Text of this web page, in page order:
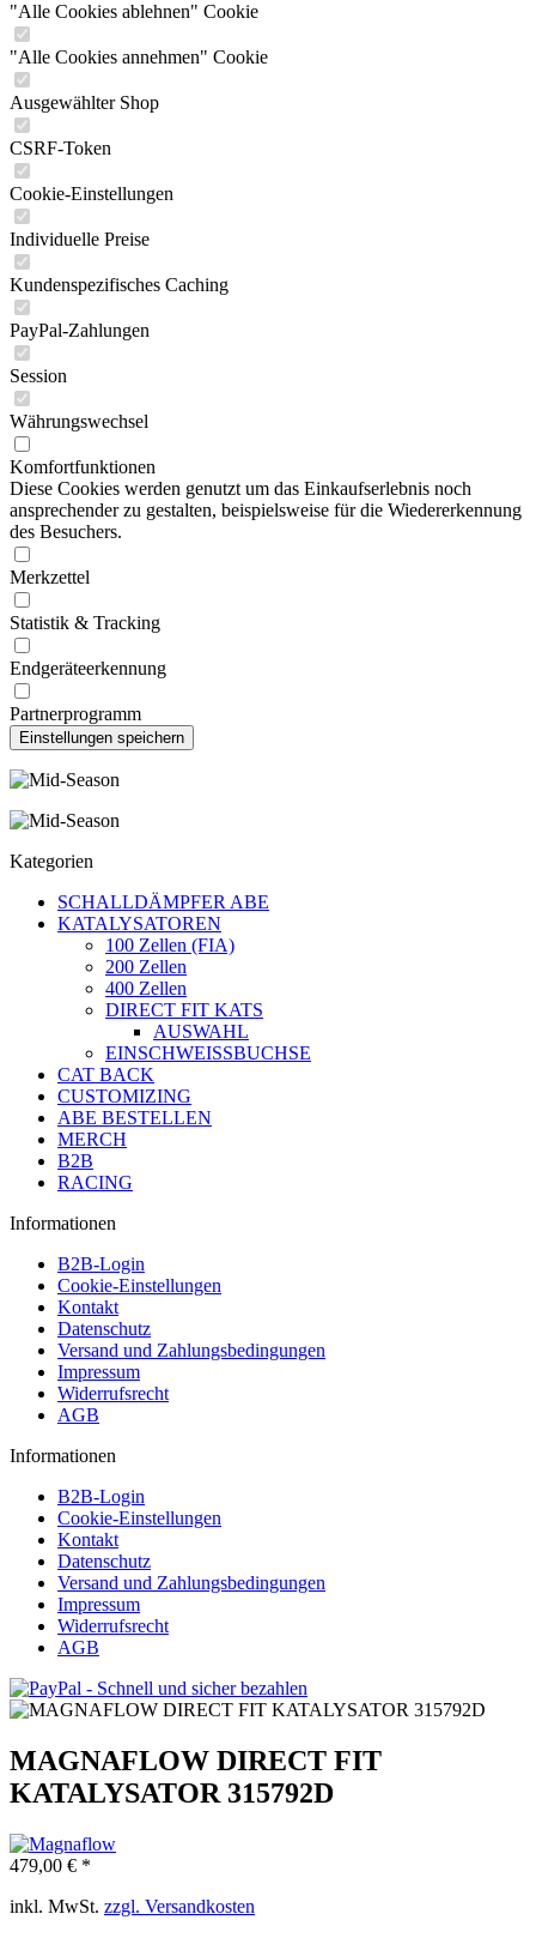
"Alle Cookies ablehnen" Cookie
"Alle Cookies annehmen" Cookie
Ausgewählter Shop
CSRF-Token
Cookie-Einstellungen
Individuelle Preise
Kundenspezifisches Caching
PayPal-Zahlungen
Session
Währungswechsel
Komfortfunktionen
Diese Cookies werden genutzt um das Einkaufserlebnis noch
ansprechender zu gestalten, beispielsweise für die Wiedererkennung
des Besuchers.
Merkzettel
Statistik & Tracking
Endgeräteerkennung
Partnerprogramm
Kategorien
SCHALLDÄMPFER ABE
KATALYSATOREN
100 Zellen (FIA)
200 Zellen
400 Zellen
DIRECT FIT KATS
AUSWAHL
EINSCHWEISSBUCHSE
CAT BACK
CUSTOMIZING
ABE BESTELLEN
MERCH
B2B
RACING
Informationen
B2B-Login
Cookie-Einstellungen
Kontakt
Datenschutz
Versand und Zahlungsbedingungen
Impressum
Widerrufsrecht
AGB
Informationen
B2B-Login
Cookie-Einstellungen
Kontakt
Datenschutz
Versand und Zahlungsbedingungen
Impressum
Widerrufsrecht
AGB
MAGNAFLOW DIRECT FIT
KATALYSATOR 315792D
479,00 € *
inkl. MwSt. zzgl. Versandkosten